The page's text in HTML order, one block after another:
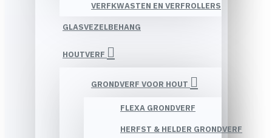
VERFKWASTEN EN VERFROLLERS
GLASVEZELBEHANG
HOUTVERF
GRONDVERF VOOR HOUT
FLEXA GRONDVERF
HERFST & HELDER GRONDVERF